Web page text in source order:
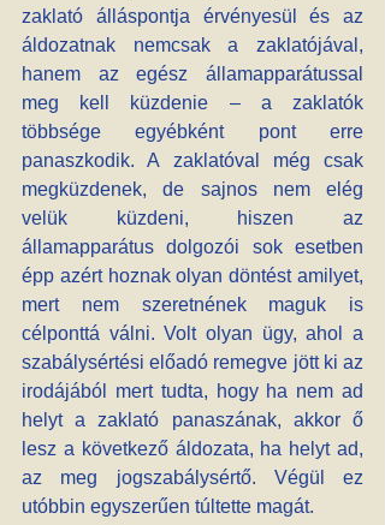
zaklató álláspontja érvényesül és az
áldozatnak nemcsak a zaklatójával,
hanem az egész államapparátussal
meg kell küzdenie – a zaklatók
többsége egyébként pont erre
panaszkodik. A zaklatóval még csak
megküzdenek, de sajnos nem elég
velük küzdeni, hiszen az
államapparátus dolgozói sok esetben
épp azért hoznak olyan döntést amilyet,
mert nem szeretnének maguk is
célponttá válni. Volt olyan ügy, ahol a
szabálysértési előadó remegve jött ki az
irodájából mert tudta, hogy ha nem ad
helyt a zaklató panaszának, akkor ő
lesz a következő áldozata, ha helyt ad,
az meg jogszabálysértő. Végül ez
utóbbin egyszerűen túltette magát.